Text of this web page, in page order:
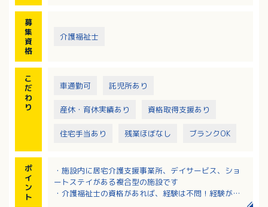
募
集
資
格
介護福祉士
こ
だ
わ
り
車通勤可 託児所あり
産休・育休実績あり 資格取得支援あり
住宅手当あり 残業ほぼなし ブランクOK
ポ
イ
ン
ト
・施設内に居宅介護支援事業所、デイサービス、ショ
ートステイがある複合型の施設です
・介護福祉士の資格があれば、経験は不問！経験が浅